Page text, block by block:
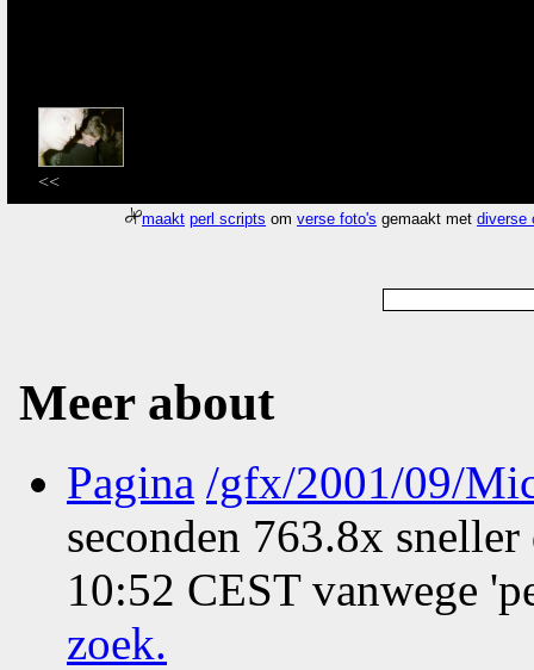
<<
maakt perl scripts omverse foto's gemaakt metdiverse
Meer about
Pagina /gfx/2001/09/
seconden 763.8x
10:52 CEST vanwege
zoek.